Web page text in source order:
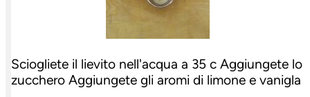
Sciogliete il lievito nell'acqua a 35 c Aggiungete lo
zucchero Aggiungete gli aromi di limone e vanigla